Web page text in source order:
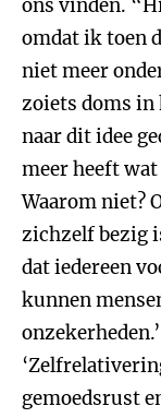
ons vinden.
omdat ik toen
niet meer
zoiets doms in
naar dit idee
meer heeft wat
Waarom niet?
zichzelf bezig
dat iedereen
kunnen
gemoedsrust